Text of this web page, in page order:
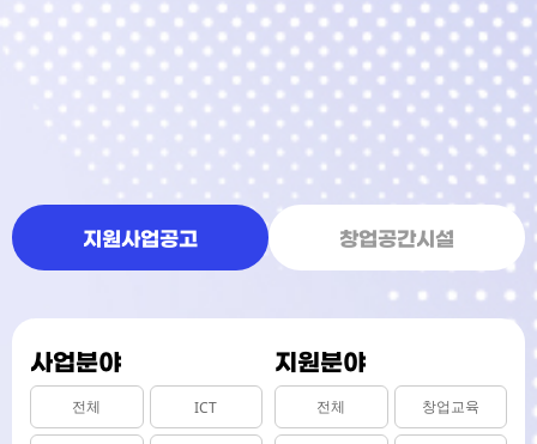
지원사업공고 창업공간시설
사업분야
전체 ICT
지원분야
전체 창업교육